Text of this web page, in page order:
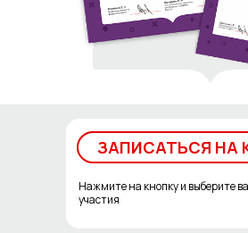
ЗАПИСАТЬСЯ НА
ЗАПИСАТЬСЯ НА
Нажмите на кнопку и выберите
участия